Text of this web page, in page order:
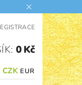
CZK EUR
0 Kč